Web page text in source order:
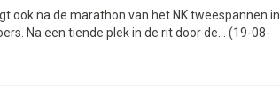
ook na de marathon van het NK tweespannen in
Na een tiende plek in de rit door de... (19-08-